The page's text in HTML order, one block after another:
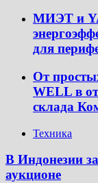
МИЭТ и
для
От
WELL в
склада
Техника
В Индонезии
аукционе